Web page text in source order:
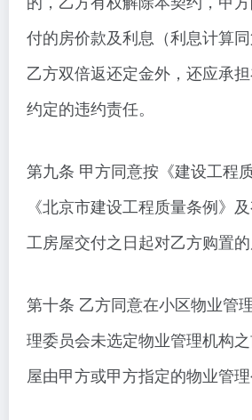
付的房价款及利息（利息计算
乙方双倍返还定金外，还应承
约定的违约责任。
第九条 甲方同意按《建设工程
《北京市建设工程质量条例》
工房屋交付之日起对乙方购置的
第十条 乙方同意在小区物业管
理委员会未选定物业管理机构
屋由甲方或甲方指定的物业管理